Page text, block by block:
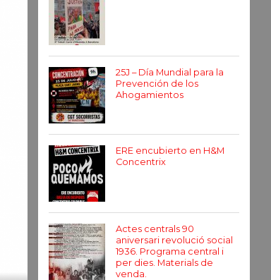
25J – Día Mundial para la
Prevención de los
Ahogamientos
ERE encubierto en H&M
Concentrix
Actes centrals 90
aniversari revolució social
1936. Programa central i
per dies. Materials de
venda.